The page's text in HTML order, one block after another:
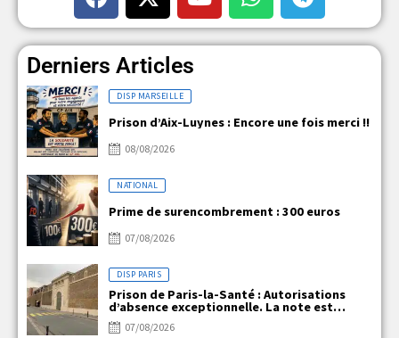
Derniers Articles
DISP MARSEILLE
Prison d’Aix-Luynes : Encore une fois merci !!
08/08/2026
NATIONAL
Prime de surencombrement : 300 euros
07/08/2026
DISP PARIS
Prison de Paris-la-Santé : Autorisations
d’absence exceptionnelle. La note est
claire, mais la réalité ne l’est pas !
07/08/2026